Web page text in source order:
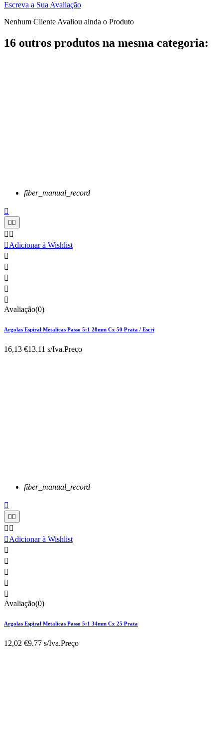
Escreva a Sua Avaliação
Nenhum Cliente Avaliou ainda o Produto
16 outros produtos na mesma categoria:
fiber_manual_record

 
 
Adicionar à Wishlist





Avaliação(0)
Argolas Espiral Metalicas Passo 5:1 28mm Cx 50 Prata / Escri
16,13 €13.11 s/Iva.Preço
fiber_manual_record

 
 
Adicionar à Wishlist





Avaliação(0)
Argolas Espiral Metalicas Passo 5:1 34mm Cx 25 Prata
12,02 €9.77 s/Iva.Preço